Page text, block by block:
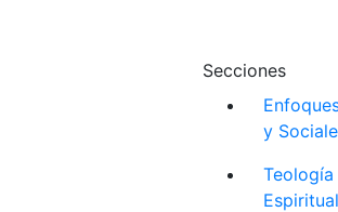
Secciones
y